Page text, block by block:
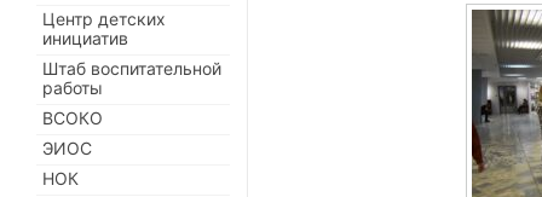
Центр детских
инициатив
Штаб воспитательной
работы
ВСОКО
ЭИОС
НОК